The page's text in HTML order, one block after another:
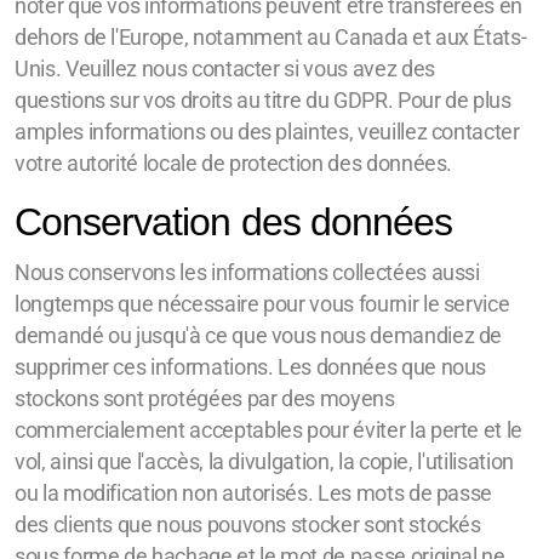
noter que vos informations peuvent être transférées en
dehors de l'Europe, notamment au Canada et aux États-
Unis. Veuillez nous contacter si vous avez des
questions sur vos droits au titre du GDPR. Pour de plus
amples informations ou des plaintes, veuillez contacter
votre autorité locale de protection des données.
Conservation des données
Nous conservons les informations collectées aussi
longtemps que nécessaire pour vous fournir le service
demandé ou jusqu'à ce que vous nous demandiez de
supprimer ces informations. Les données que nous
stockons sont protégées par des moyens
commercialement acceptables pour éviter la perte et le
vol, ainsi que l'accès, la divulgation, la copie, l'utilisation
ou la modification non autorisés. Les mots de passe
des clients que nous pouvons stocker sont stockés